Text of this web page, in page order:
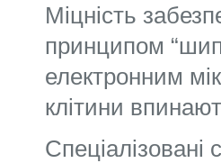
Міцність
принципом
електронним
клітини
Спеціалізовані